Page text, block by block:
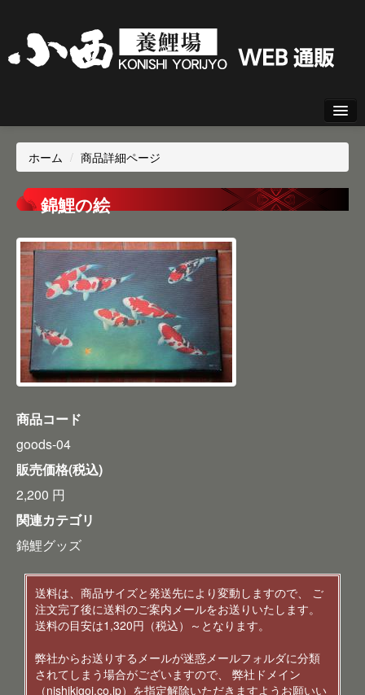
ログイン
ホーム / 商品詳細ページ
錦鯉の絵
商品コード
goods-04
販売価格(税込)
2,200 円
関連カテゴリ
錦鯉グッズ
送料は、商品サイズと発送先により変動しますので、 ご
注文完了後に送料のご案内メールをお送りいたします。
送料の目安は1,320円（税込）～となります。
弊社からお送りするメールが迷惑メールフォルダに分類
されてしまう場合がございますので、 弊社ドメイン
（nishikigoi.co.jp）を指定解除いただきますようお願いい